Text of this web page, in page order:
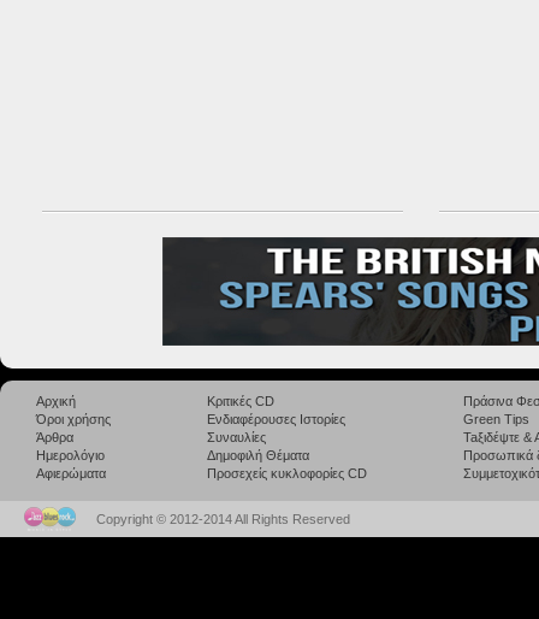
Αρχική
Όροι χρήσης
Άρθρα
Ημερολόγιο
Αφιερώματα
Κριτικές CD
Ενδιαφέρουσες Ιστορίες
Συναυλίες
Δημοφιλή Θέματα
Προσεχείς κυκλοφορίες CD
Πράσινα
Green Tips
Taξιδέψτε
Προσωπικά
Copyright © 2012-2014 All Rights Reserved